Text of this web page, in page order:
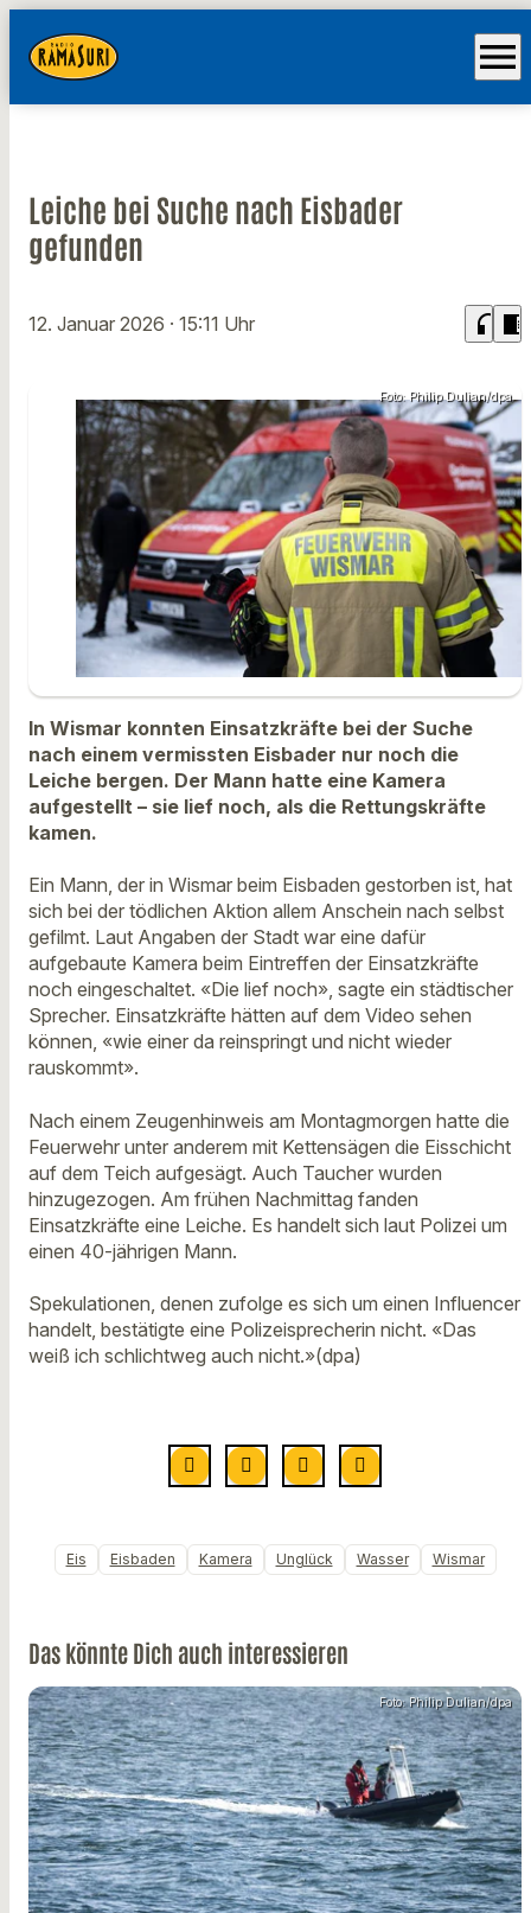
menu
Leiche bei Suche nach Eisbader
gefunden
12. Januar 2026 · 15:11 Uhr headphones chrome_reader_mode
Foto: Philip Dulian/dpa
In Wismar konnten Einsatzkräfte bei der Suche
nach einem vermissten Eisbader nur noch die
Leiche bergen. Der Mann hatte eine Kamera
aufgestellt – sie lief noch, als die Rettungskräfte
kamen.
Ein Mann, der in Wismar beim Eisbaden gestorben ist, hat
sich bei der tödlichen Aktion allem Anschein nach selbst
gefilmt. Laut Angaben der Stadt war eine dafür
aufgebaute Kamera beim Eintreffen der Einsatzkräfte
noch eingeschaltet. «Die lief noch», sagte ein städtischer
Sprecher. Einsatzkräfte hätten auf dem Video sehen
können, «wie einer da reinspringt und nicht wieder
rauskommt».
Nach einem Zeugenhinweis am Montagmorgen hatte die
Feuerwehr unter anderem mit Kettensägen die Eisschicht
auf dem Teich aufgesägt. Auch Taucher wurden
hinzugezogen. Am frühen Nachmittag fanden
Einsatzkräfte eine Leiche. Es handelt sich laut Polizei um
einen 40-jährigen Mann.
Spekulationen, denen zufolge es sich um einen Influencer
handelt, bestätigte eine Polizeisprecherin nicht. «Das
weiß ich schlichtweg auch nicht.»(dpa)
Eis Eisbaden Kamera Unglück Wasser Wismar
Das könnte Dich auch interessieren
Foto: Philip Dulian/dpa